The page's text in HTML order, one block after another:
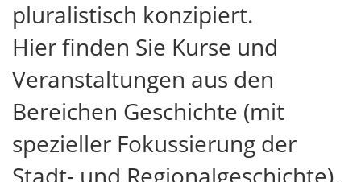
pluralistisch konzipiert.
Hier finden Sie Kurse und
Veranstaltungen aus den
Bereichen Geschichte (mit
spezieller Fokussierung der
Stadt- und Regionalgeschichte),